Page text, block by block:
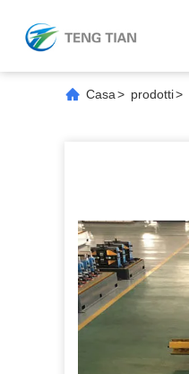
Casa> prodotti>